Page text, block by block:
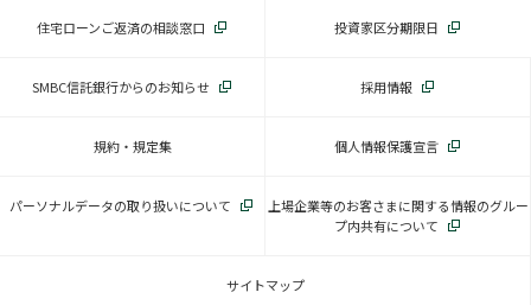
住宅ローンご返済の相談窓口 投資家区分期限日
SMBC信託銀行からのお知らせ 採用情報
規約・規定集 個人情報保護宣言
パーソナルデータの取り扱いについて
上場企業等のお客さまに関する情報のグルー
プ内共有について
サイトマップ